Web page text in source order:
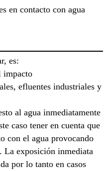
en contacto con agua
es:
impacto
efluentes industriales y
al agua inmediatamente
caso tener en cuenta que
con el agua provocando
La exposición inmediata
por lo tanto en casos